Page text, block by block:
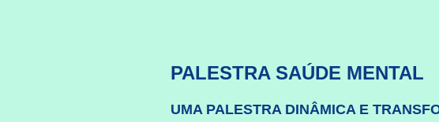
PALESTRA SAÚDE MENTAL
UMA PALESTRA DINÂMICA E